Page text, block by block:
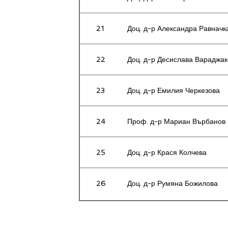
21 Доц. д-р Александра
22 Доц. д-р Десислава
23 Доц. д-р Емилия Черкезова
24 Проф. д-р Мариан Върбанов
25 Доц. д-р Крася Колчева
26 Доц. д-р Румяна Божилова